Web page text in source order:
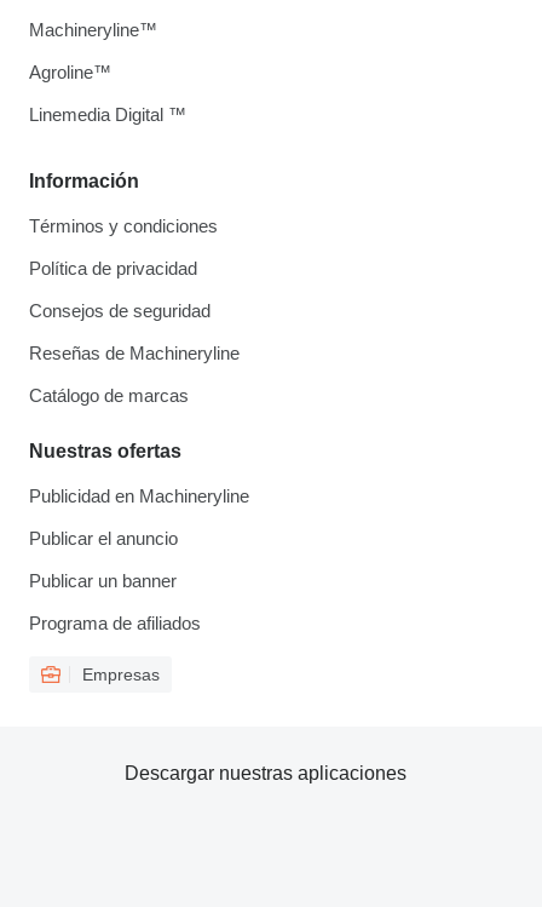
Información
Términos y condiciones
Política de privacidad
Consejos de seguridad
Reseñas de Machineryline
Catálogo de marcas
Nuestras ofertas
Publicidad en Machineryline
Publicar el anuncio
Publicar un banner
Programa de afiliados
Empresas
Machineryline™
Agroline™
Linemedia Digital ™
Descargar nuestras aplicaciones